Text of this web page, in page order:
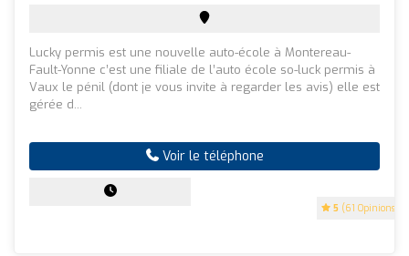
5 (61 Opinions)
Lucky permis est une nouvelle auto-école à Montereau-
Fault-Yonne c’est une filiale de l’auto école so-luck permis à
Vaux le pénil (dont je vous invite à regarder les avis) elle est
gérée d...
Voir le téléphone